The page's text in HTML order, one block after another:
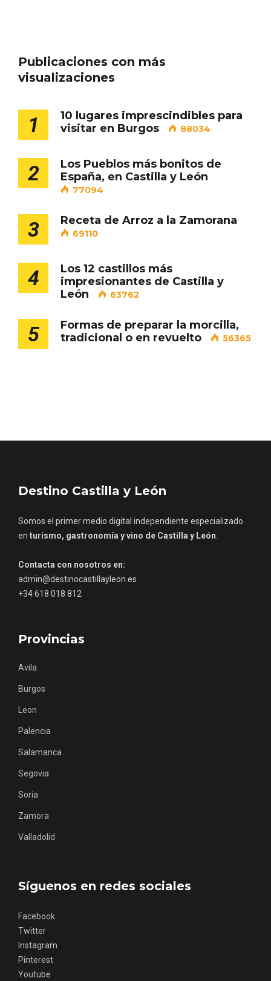
Publicaciones con más
visualizaciones
1
10 lugares imprescindibles para
visitar en Burgos
88034
2
Los Pueblos más bonitos de
España, en Castilla y León
77094
3 Receta de Arroz a la Zamorana
69110
4
Los 12 castillos más
impresionantes de Castilla y
León
63762
5
Formas de preparar la morcilla,
tradicional o en revuelto
56365
Destino Castilla y León
Somos el primer medio digital independiente especializado
en turismo, gastronomía y vino de Castilla y León
Contacta con nosotros en:
admin@destinocastillayleon.es
+34 618 018 812
Provincias
Avila
Burgos
Leon
Palencia
Salamanca
Segovia
Soria
Zamora
Valladolid
Síguenos en redes sociales
Facebook
Twitter
Instagram
Pinterest
Youtube
Porrón de Citas de 2026 en Moradillo de
Roa
Los Pueblos más bonitos de España, en
Castilla y León
Roa